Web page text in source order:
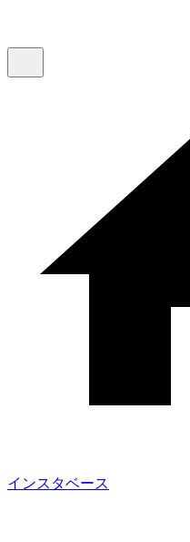
インスタベース